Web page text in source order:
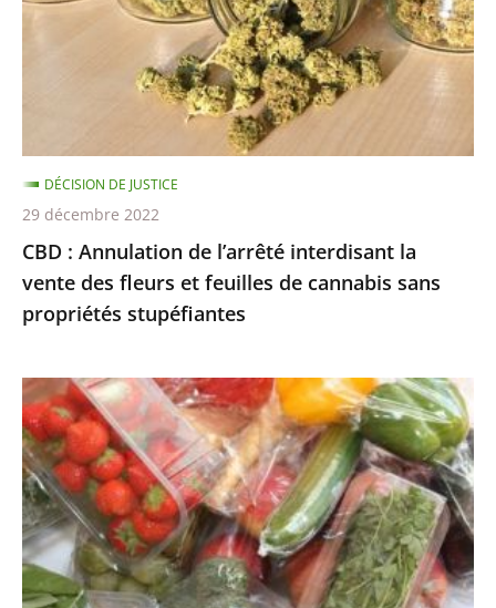
l’arrêté
fleurs
et
feuilles
de
cannabis
sans
stupéfiantes
CBD : Annulation de l’arrêté interdisant la
vente des fleurs et feuilles de cannabis sans
propriétés stupéfiantes
DÉCISION DE JUSTICE
29 décembre 2022
Le
Conseil
d’État
annule
la
liste
des